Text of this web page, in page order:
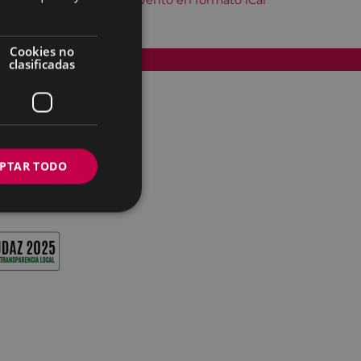
Accesibilidad
Cookies no
clasificadas
TODO